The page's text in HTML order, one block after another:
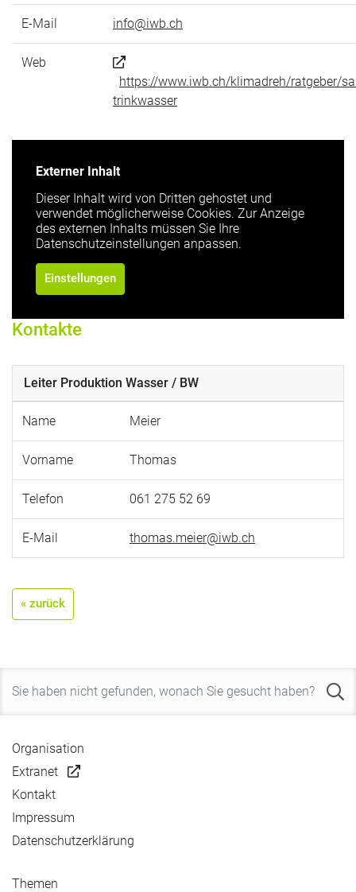
E-Mail info@iwb.ch
Web
https://www.iwb.ch/klimadreh/ratgeber/
trinkwasser
Externer Inhalt
Dieser Inhalt wird von Dritten gehostet und
verwendet möglicherweise Cookies. Zur Anzeige
des externen Inhalts müssen Sie Ihre
Datenschutzeinstellungen anpassen.
Einstellungen
Kontakte
Leiter Produktion Wasser / BW
Name Meier
Vorname Thomas
Telefon 061 275 52 69
E-Mail thomas.meier@iwb.ch
« zurück
Organisation
Extranet
Kontakt
Impressum
Datenschutzerklärung
Themen